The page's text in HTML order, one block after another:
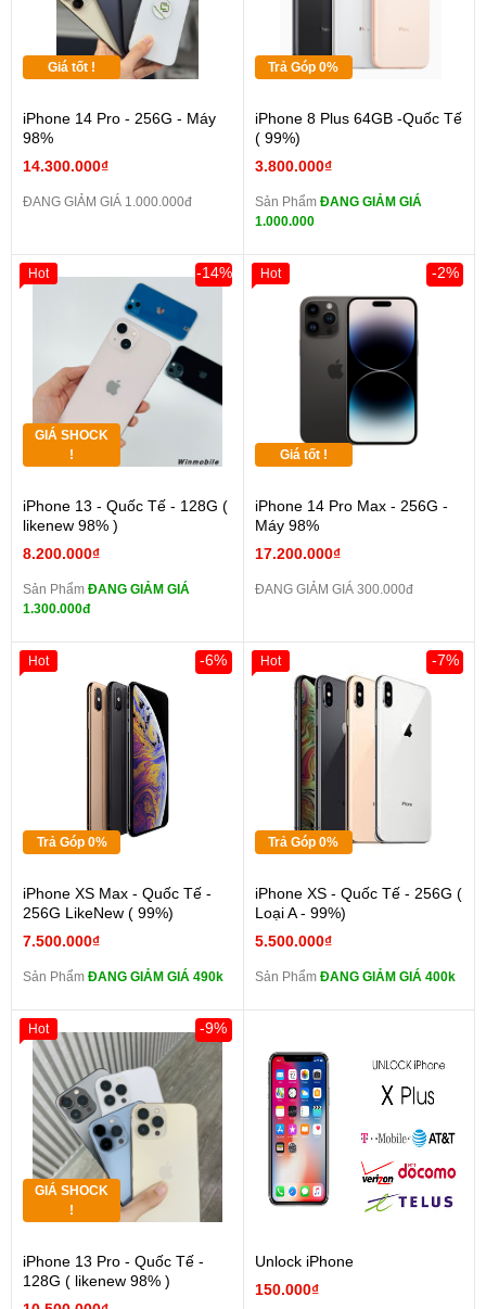
Giá tốt !
iPhone 14 Pro - 256G - Máy
98%
14.300.000₫
ĐANG GIẢM GIÁ 1.000.000đ
Trả Góp 0%
iPhone 8 Plus 64GB -Quốc Tế
( 99%)
3.800.000₫
Sản Phẩm ĐANG GIẢM GIÁ
1.000.000
GIÁ SHOCK
!
iPhone 13 - Quốc Tế - 128G (
likenew 98% )
8.200.000₫
-14%
Sản Phẩm ĐANG GIẢM GIÁ
1.300.000đ
Hot
Giá tốt !
iPhone 14 Pro Max - 256G -
Máy 98%
17.200.000₫
-2%
ĐANG GIẢM GIÁ 300.000đ
Hot
Trả Góp 0%
iPhone XS Max - Quốc Tế -
256G LikeNew ( 99%)
7.500.000₫
-6%
Sản Phẩm ĐANG GIẢM GIÁ 490k
Hot
Trả Góp 0%
iPhone XS - Quốc Tế - 256G (
Loại A - 99%)
5.500.000₫
-7%
Sản Phẩm ĐANG GIẢM GIÁ 400k
Hot
GIÁ SHOCK
!
iPhone 13 Pro - Quốc Tế -
128G ( likenew 98% )
-9%
Hot
Unlock iPhone
150.000₫